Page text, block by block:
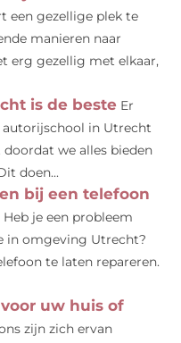
een gezellige plek te
manieren naar
erg gezellig met elkaar,
is de beste Er
autorijschool in Utrecht
we alles bieden
doen...
bij een telefoon
Heb je een probleem
in omgeving Utrecht?
te laten repareren.
uw huis of
zijn zich ervan